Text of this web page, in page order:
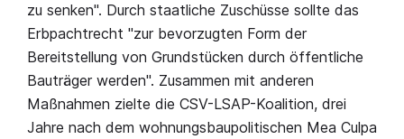
zu senken". Durch staatliche Zuschüsse sollte das
Erbpachtrecht "zur bevorzugten Form der
Bereitstellung von Grundstücken durch öffentliche
Bauträger werden". Zusammen mit anderen
Maßnahmen zielte die CSV-LSAP-Koalition, drei
Jahre nach dem wohnungsbaupolitischen Mea Culpa